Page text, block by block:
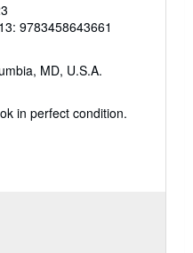
9783458643661
MD, U.S.A.
in perfect condition.